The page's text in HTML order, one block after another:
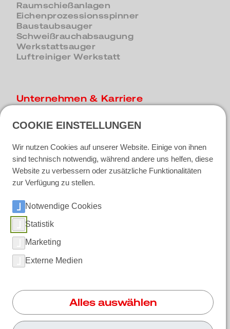
Raumschießanlagen
Eichenprozessionsspinner
Baustaubsauger
Schweißrauchabsaugung
Werkstattsauger
Luftreiniger Werkstatt
Unternehmen & Karriere
Fertigung in Riemsloh
News
Berufserfahrene
Ausbildung und Praktikum
Initiativbewerbung
Soziale Medien
LinkedIn
Instagram
YouTube
COOKIE EINSTELLUNGEN
Wir nutzen Cookies auf unserer Website. Einige von ihnen
sind technisch notwendig, während andere uns helfen, diese
Website zu verbessern oder zusätzliche Funktionalitäten
zur Verfügung zu stellen.
Notwendige Cookies
Statistik
Marketing
Externe Medien
Alles auswählen